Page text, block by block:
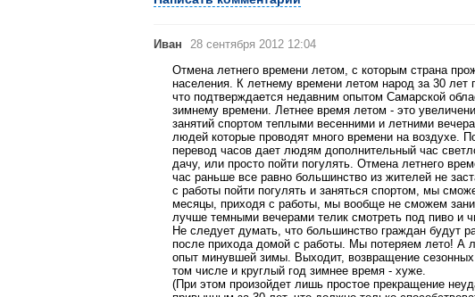
Иван
28 сентября 2012 12:04
Отмена летнего времени летом, с которым страна
населения. К летнему времени летом народ за 30 лет
что подтверждается недавним опытом Самарской
зимнему времени. Летнее время летом - это
занятий спортом теплыми весенними и летними
людей которые проводят много времени на воздухе.
перевод часов дает людям дополнительный час
дачу, или просто пойти погулять. Отмена летнего
час раньше все равно большинство из жителей не
с работы пойти погулять и заняться спортом, мы
месяцы, приходя с работы, мы вообще не сможем
лучше темными вечерами телик смотреть под пиво и
Не следует думать, что большинство граждан будут
после прихода домой с работы. Мы потеряем лето! А
опыт минувшей зимы. Выходит, возвращение
том числе и круглый год зимнее время - хуже.
(При этом произойдет лишь простое прекращение